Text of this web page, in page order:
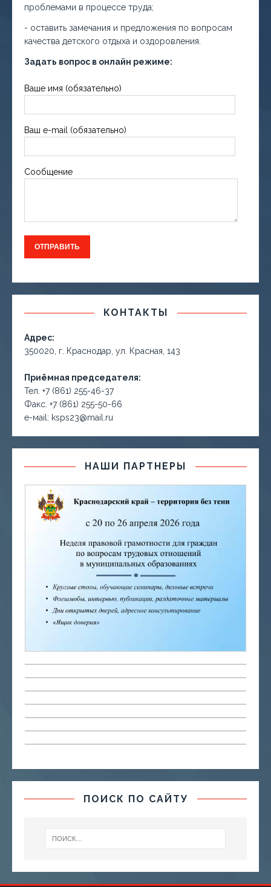
проблемами в процессе труда;
- оставить замечания и предложения по вопросам
качества детского отдыха и оздоровления.
Задать вопрос в онлайн режиме:
Ваше имя (обязательно)
Ваш e-mail (обязательно)
Сообщение
КОНТАКТЫ
Адрес:
350020, г. Краснодар, ул. Красная, 143
Приёмная председателя:
Тел. +7 (861) 255-46-37
Факс. +7 (861) 255-50-66
е-маil: ksps23@mail.ru
НАШИ ПАРТНЕРЫ
ПОИСК ПО САЙТУ